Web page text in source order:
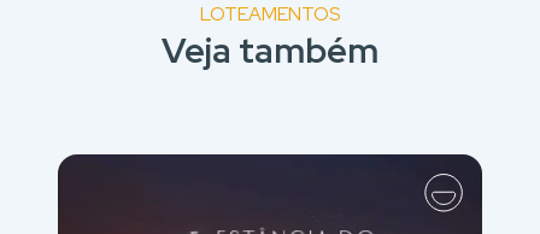
LOTEAMENTOS
Veja também